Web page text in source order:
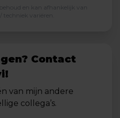
en kan afhankelijk van
techniek variëren.
Contact
van mijn andere
collega’s.